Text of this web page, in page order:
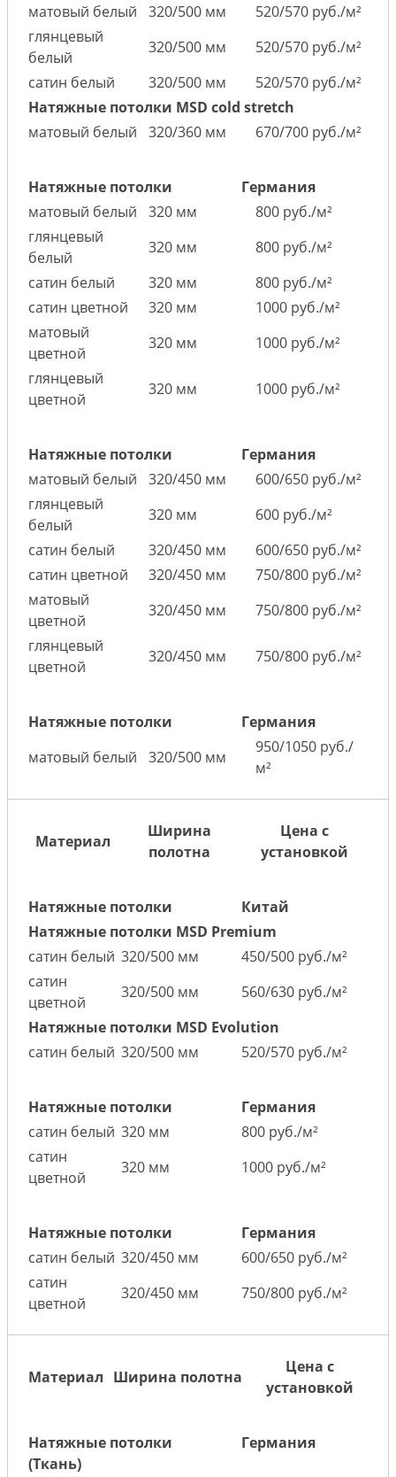
матовый белый 320/500 мм
520/570 руб./м²
глянцевый
белый
320/500 мм
520/570 руб./м²
сатин белый
320/500 мм
520/570 руб./м²
Натяжные потолки MSD cold stretch
матовый белый
320/360 мм 670/700 руб./м²
Натяжные потолки
Германия
матовый белый
320 мм
800 руб./м²
глянцевый
белый
320 мм
800 руб./м²
сатин белый
320 мм
800 руб./м²
сатин цветной
320 мм
1000 руб./м²
матовый
цветной
320 мм
1000 руб./м²
глянцевый
цветной
320 мм 1000 руб./м²
Натяжные потолки
Германия
матовый белый
320/450 мм
600/650 руб./м²
глянцевый
белый
320 мм
600 руб./м²
сатин белый
320/450 мм
600/650 руб./м²
сатин цветной
320/450 мм
750/800 руб./м²
матовый
цветной
320/450 мм
750/800 руб./м²
глянцевый
цветной
320/450 мм 750/800 руб./м²
Натяжные потолки
Германия
матовый белый
320/500 мм
950/1050 руб./
м²
Материал
Ширина
полотна
Цена с
установкой
Натяжные потолки
Китай
Натяжные потолки MSD Premium
сатин белый 320/500 мм
450/500 руб./м²
сатин
цветной
320/500 мм
560/630 руб./м²
Натяжные потолки MSD Evolution
сатин белый 320/500 мм 520/570 руб./м²
Натяжные потолки
Германия
сатин белый 320 мм
800 руб./м²
сатин
цветной
320 мм 1000 руб./м²
Натяжные потолки
Германия
сатин белый 320/450 мм
600/650 руб./м²
сатин
цветной
320/450 мм 750/800 руб./м²
Материал Ширина полотна
Цена с
установкой
Натяжные потолки
Германия
(Ткань)